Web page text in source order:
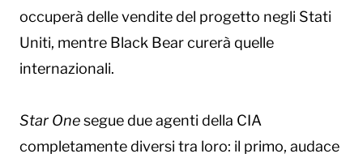
occuperà delle vendite del progetto negli Stati
Uniti, mentre Black Bear curerà quelle
internazionali.
Star Onesegue due agenti della CIA
completamente diversi tra loro: il primo, audace